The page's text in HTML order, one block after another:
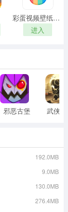
彩蛋视频壁纸手机版
进入
邪恶古堡
192.0MB
9.0MB
130.0MB
276.4MB